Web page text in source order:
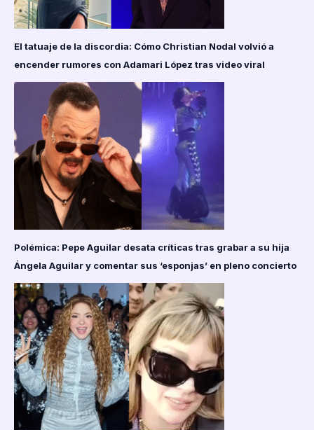
El tatuaje de la discordia: Cómo Christian Nodal volvió a
encender rumores con Adamari López tras video viral
Polémica: Pepe Aguilar desata críticas tras grabar a su hija
Ángela Aguilar y comentar sus ‘esponjas’ en pleno concierto